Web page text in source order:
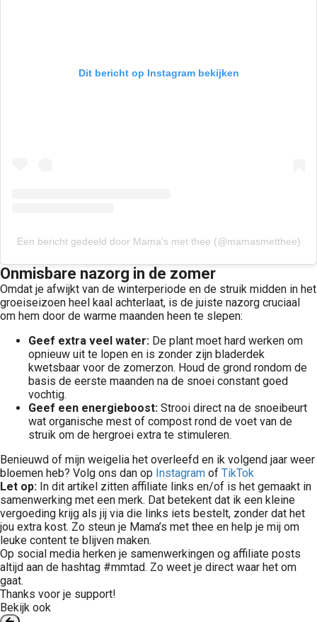
Dit bericht op Instagram bekijken
Een bericht gedeeld door Mama’s met thee (@mamasmetthee)
Onmisbare nazorg in de zomer
Omdat je afwijkt van de winterperiode en de struik midden in het
groeiseizoen heel kaal achterlaat, is de juiste nazorg cruciaal
om hem door de warme maanden heen te slepen:
Geef extra veel water: De plant moet hard werken om
opnieuw uit te lopen en is zonder zijn bladerdek
kwetsbaar voor de zomerzon. Houd de grond rondom de
basis de eerste maanden na de snoei constant goed
vochtig.
Geef een energieboost: Strooi direct na de snoeibeurt
wat organische mest of compost rond de voet van de
struik om de hergroei extra te stimuleren.
Benieuwd of mijn weigelia het overleefd en ik volgend jaar weer
bloemen heb? Volg ons dan op Instagram of TikTok
Let op: In dit artikel zitten affiliate links en/of is het gemaakt in
samenwerking met een merk. Dat betekent dat ik een kleine
vergoeding krijg als jij via die links iets bestelt, zonder dat het
jou extra kost. Zo steun je Mama’s met thee en help je mij om
leuke content te blijven maken.
Op social media herken je samenwerkingen og affiliate posts
altijd aan de hashtag #mmtad. Zo weet je direct waar het om
gaat.
Thanks voor je support!
Bekijk ook